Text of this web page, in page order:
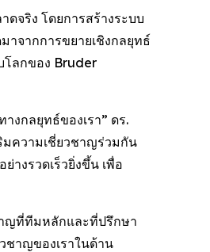
จริง โดยการสร้างระบบ
จากการขยายเชิงกลยุทธ์
โลกของ Bruder
งกลยุทธ์ของเรา” ดร.
มความเชี่ยวชาญร่วมกัน
งรวดเร็วยิ่งขึ้น เพื่อ
าญที่ทีมหลักและที่ปรึกษา
ชาญของเราในด้าน